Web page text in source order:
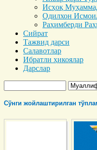
Исҳоқ
Одилхон
Раҳимберди
Сийрат
Тажвид дарси
Салавотлар
Ибратли ҳикоялар
Дарслар
Сўнги жойлаштирилган